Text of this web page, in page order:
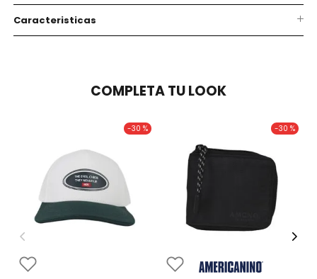
Caracteristicas
COMPLETA TU LOOK
-30 % -30 %